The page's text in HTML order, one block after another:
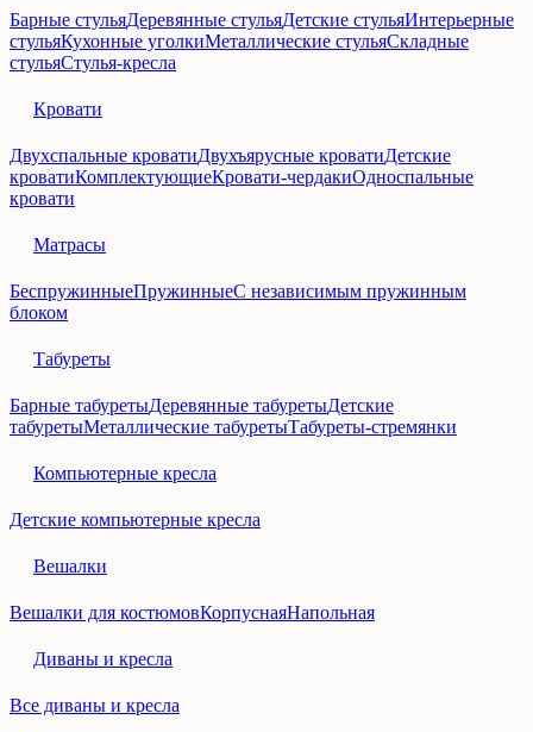
Барные стульяДеревянные стульяДетские стульяИнтерьерные
стульяКухонные уголкиМеталлические стульяСкладные
стульяСтулья-кресла
Кровати
Двухспальные кроватиДвухъярусные кроватиДетские
кроватиКомплектующиеКровати-чердакиОдноспальные
кровати
Матрасы
БеспружинныеПружинныеС независимым пружинным
блоком
Табуреты
Барные табуретыДеревянные табуретыДетские
табуретыМеталлические табуретыТабуреты-стремянки
Компьютерные кресла
Детские компьютерные кресла
Вешалки
Вешалки для костюмовКорпуснаяНапольная
Диваны и кресла
Все диваны и кресла